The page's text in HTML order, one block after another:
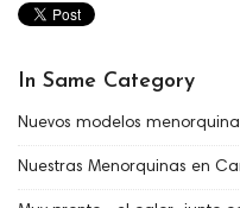
In Same Category
Nuevos modelos
Nuestras Menorquinas en